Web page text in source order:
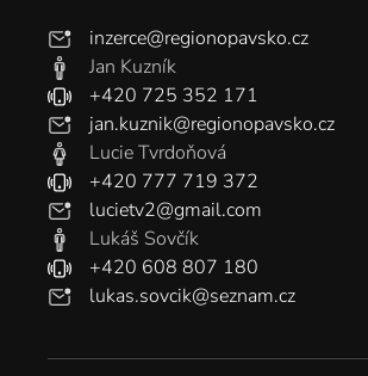
inzerce@regionopavsko.cz
Jan Kuzník
+420 725 352 171
jan.kuznik@regionopavsko.cz
Lucie Tvrdoňová
+420 777 719 372
lucietv2@gmail.com
Lukáš Sovčík
+420 608 807 180
lukas.sovcik@seznam.cz